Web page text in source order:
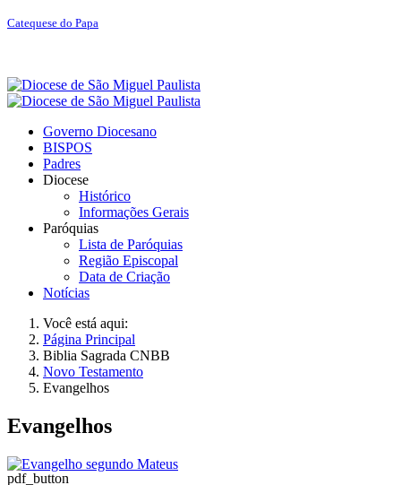
Catequese do Papa
Governo Diocesano
BISPOS
Padres
Diocese
Histórico
Informações Gerais
Paróquias
Lista de Paróquias
Região Episcopal
Data de Criação
Notícias
Você está aqui:
Página Principal
Biblia Sagrada CNBB
Novo Testamento
Evangelhos
Evangelhos
Evangelho segundo Mateus